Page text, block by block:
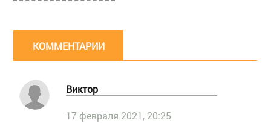
КОММЕНТАРИИ
Виктор
17 февраля 2021, 20:25